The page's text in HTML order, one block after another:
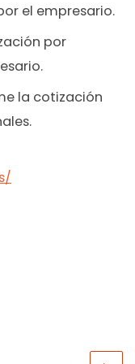
el empresario.
por
la cotización